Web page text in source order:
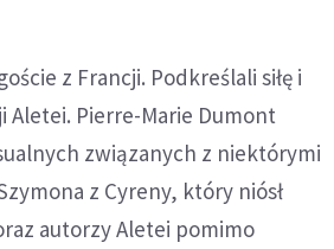
z Francji. Podkreślali siłę i
Aletei. Pierre-Marie Dumont
związanych z niektórymi
z Cyreny, który niósł
autorzy Aletei pomimo